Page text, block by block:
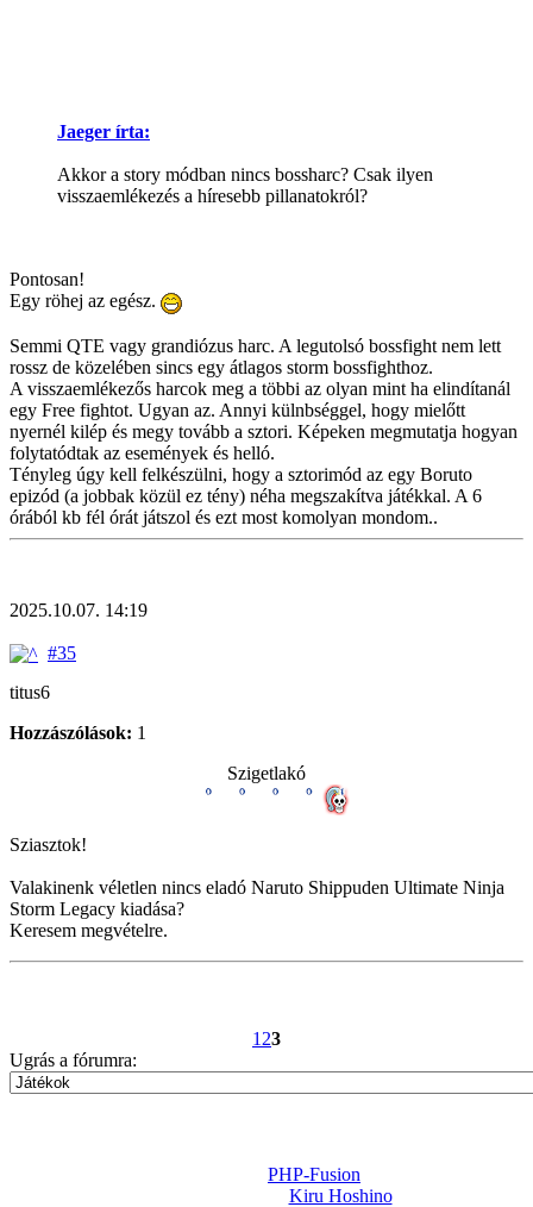
Jaeger írta:
Akkor a story módban nincs bossharc? Csak ilyen
visszaemlékezés a híresebb pillanatokról?
Pontosan!
Egy röhej az egész.
Semmi QTE vagy grandiózus harc. A legutolsó bossfight nem lett
rossz de közelében sincs egy átlagos storm bossfighthoz.
A visszaemlékezős harcok meg a többi az olyan mint ha elindítanál
egy Free fightot. Ugyan az. Annyi külnbséggel, hogy mielőtt
nyernél kilép és megy tovább a sztori. Képeken megmutatja hogyan
folytatódtak az események és helló.
Tényleg úgy kell felkészülni, hogy a sztorimód az egy Boruto
epizód (a jobbak közül ez tény) néha megszakítva játékkal. A 6
órából kb fél órát játszol és ezt most komolyan mondom..
2025.10.07. 14:19
#35
titus6
Hozzászólások: 1
Szigetlakó
Sziasztok!
Valakinenk véletlen nincs eladó Naruto Shippuden Ultimate Ninja
Storm Legacy kiadása?
Keresem megvételre.
1 23
Ugrás a fórumra:
PHP-Fusion
Kiru Hoshino